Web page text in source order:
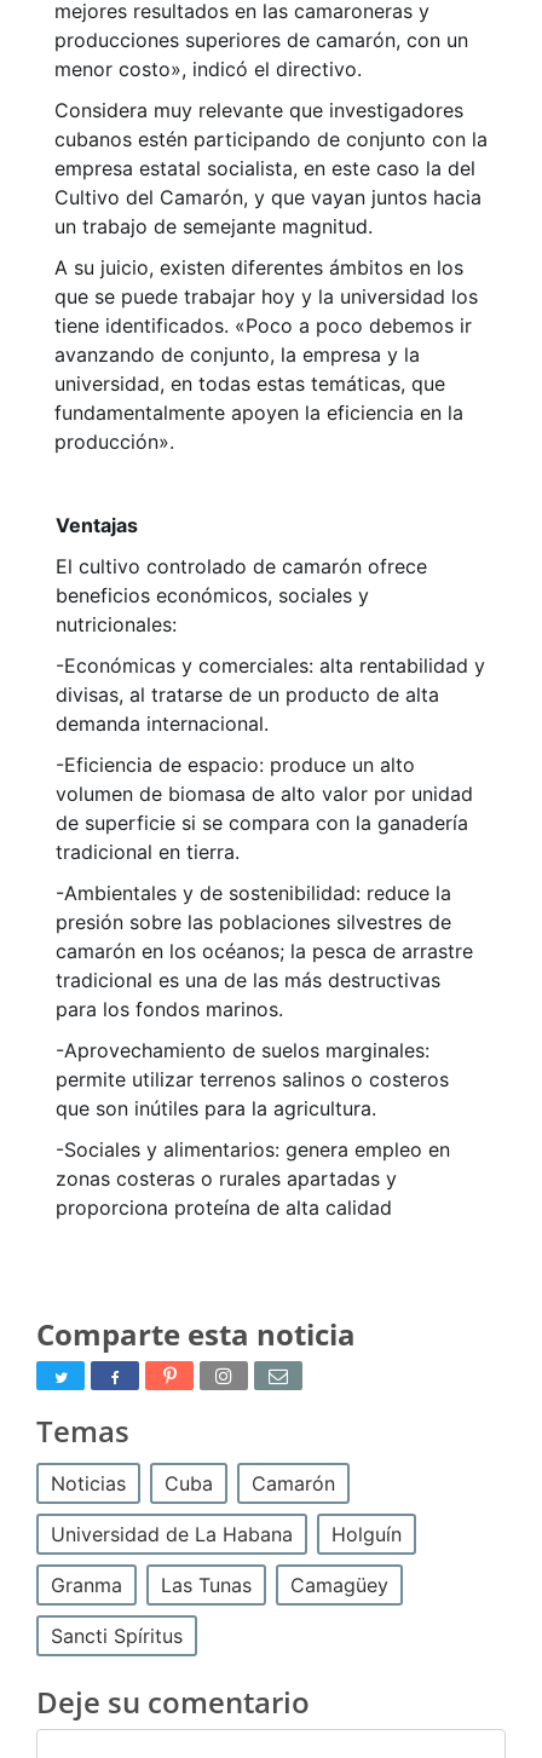
mejores resultados en las camaroneras y
producciones superiores de camarón, con un
menor costo», indicó el directivo.
Considera muy relevante que investigadores
cubanos estén participando de conjunto con la
empresa estatal socialista, en este caso la del
Cultivo del Camarón, y que vayan juntos hacia
un trabajo de semejante magnitud.
A su juicio, existen diferentes ámbitos en los
que se puede trabajar hoy y la universidad los
tiene identificados. «Poco a poco debemos ir
avanzando de conjunto, la empresa y la
universidad, en todas estas temáticas, que
fundamentalmente apoyen la eficiencia en la
producción».
Ventajas
El cultivo controlado de camarón ofrece
beneficios económicos, sociales y
nutricionales:
-Económicas y comerciales: alta rentabilidad y
divisas, al tratarse de un producto de alta
demanda internacional.
-Eficiencia de espacio: produce un alto
volumen de biomasa de alto valor por unidad
de superficie si se compara con la ganadería
tradicional en tierra.
-Ambientales y de sostenibilidad: reduce la
presión sobre las poblaciones silvestres de
camarón en los océanos; la pesca de arrastre
tradicional es una de las más destructivas
para los fondos marinos.
-Aprovechamiento de suelos marginales:
permite utilizar terrenos salinos o costeros
que son inútiles para la agricultura.
-Sociales y alimentarios: genera empleo en
zonas costeras o rurales apartadas y
proporciona proteína de alta calidad
Comparte esta noticia
Temas
Noticias Cuba Camarón
Universidad de La Habana Holguín
Granma Las Tunas Camagüey
Sancti Spíritus
Deje su comentario